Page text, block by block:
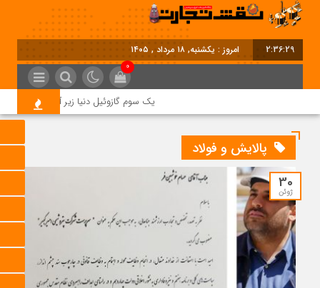
2:36:30 امروز : یکشنبه, ۱۸ مرداد , ۱۴۰۵
0
یک سوم گازوئیل دنیا زیر آتش جنگ؛
پالایش و فولاد
30
ژوئن